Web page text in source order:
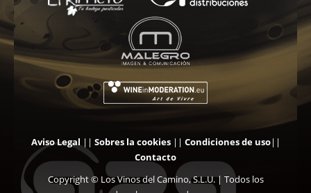
Aviso Legal || Sobres la cookies|| Condiciones de uso||
Contacto
Copyright © Los Vinos del Camino, S.L.U. | Todos los